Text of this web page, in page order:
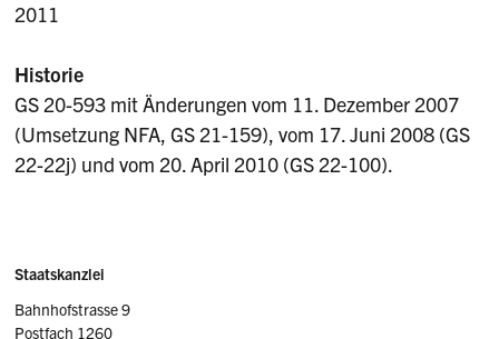
2011
Historie
GS 20-593 mit Änderungen vom 11. Dezember 2007
(Umsetzung NFA, GS 21-159), vom 17. Juni 2008 (GS
22-22j) und vom 20. April 2010 (GS 22-100).
Sidebar
Adresse
Staatskanzlei
Bahnhofstrasse 9
Postfach 1260